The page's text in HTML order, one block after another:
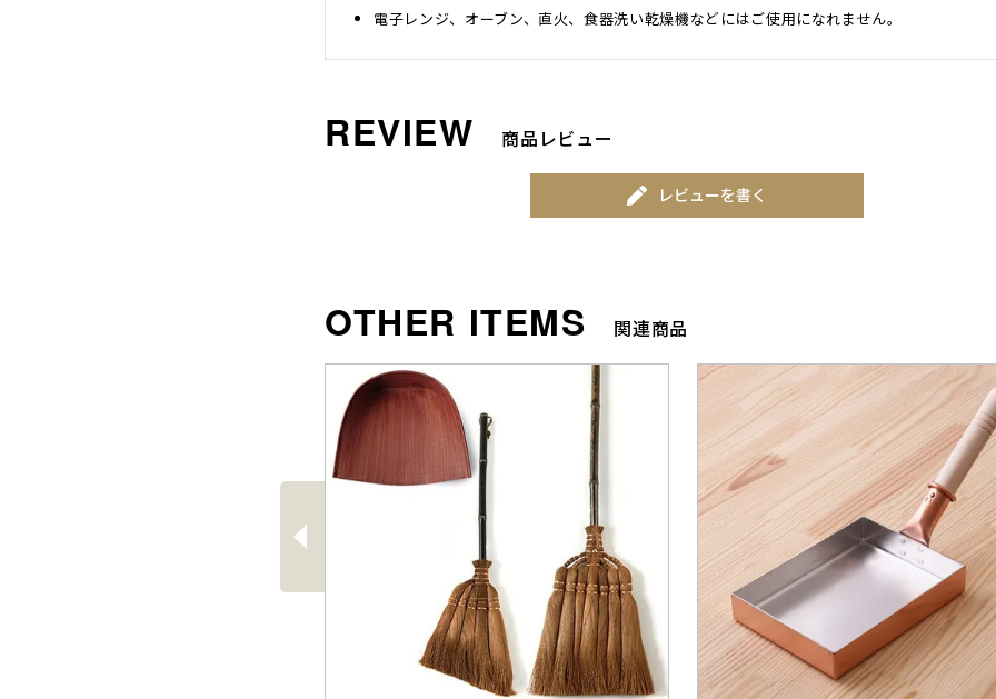
電子レンジ、オーブン、直火、食器洗い乾燥機などにはご使用になれません。
商品レビュー
レビューを書く
関連商品
前
へ